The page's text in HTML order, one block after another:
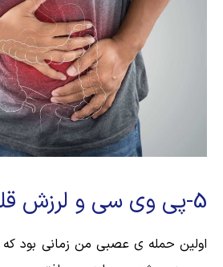
5-پی وی سی و لرزش قلب
اولین حمله ی عصبی من زمانی بود